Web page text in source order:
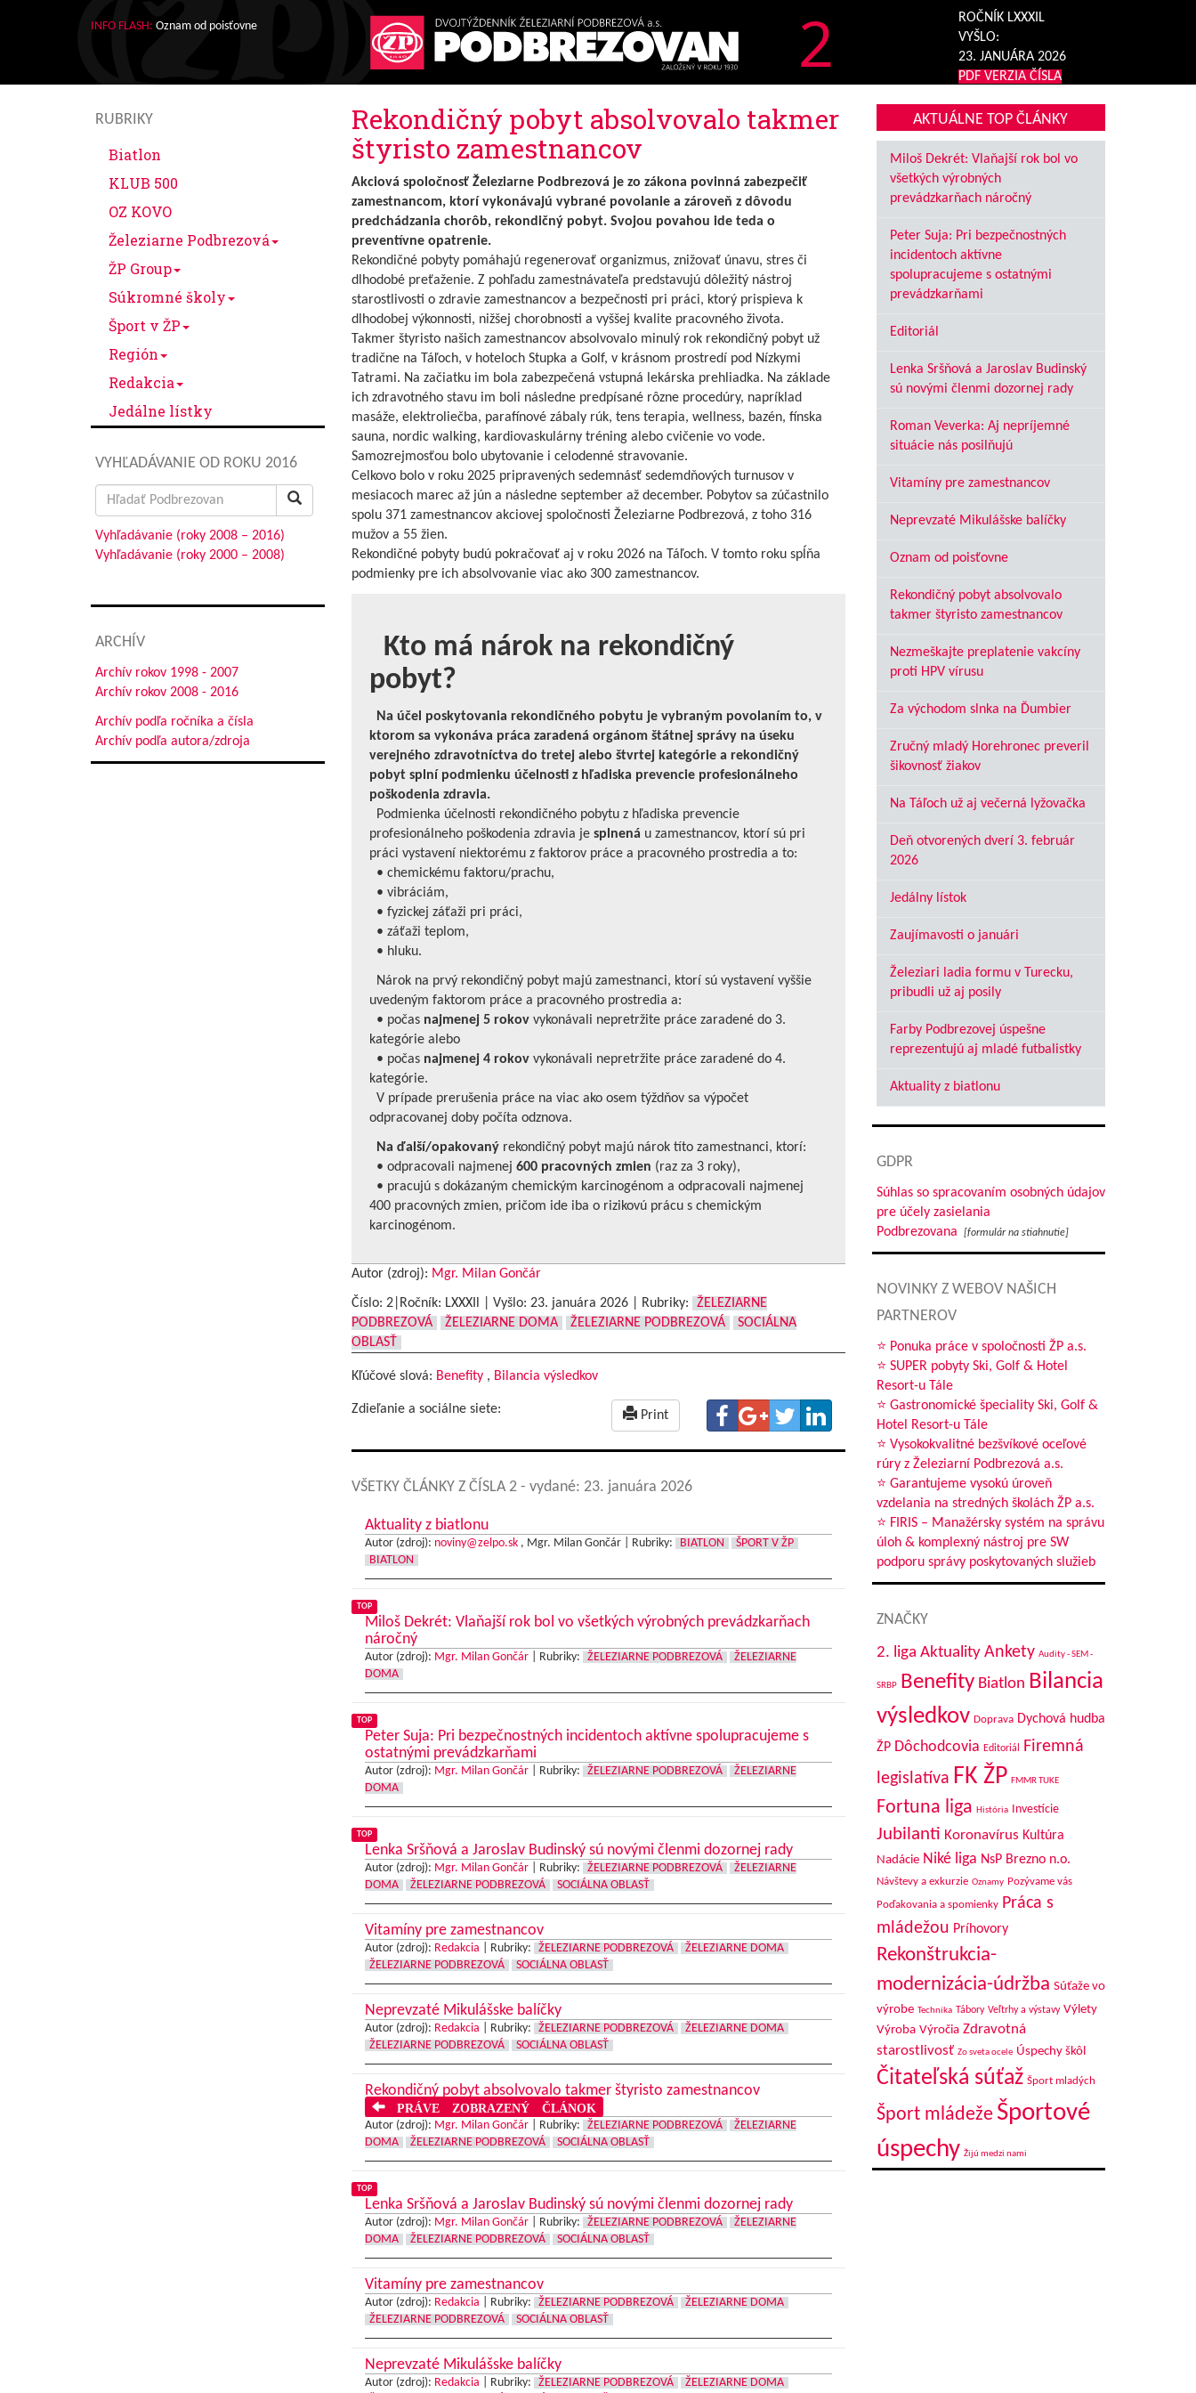
INFO FLASH: Oznam od poisťovne 2
ROČNÍK LXXXIL
VYŠLO:
23. JANUÁRA 2026
PDF VERZIA ČÍSLA
RUBRIKY
Biatlon
KLUB 500
OZ KOVO
Železiarne Podbrezová
ŽP Group
Súkromné školy
Šport v ŽP
Región
Redakcia
Jedálne lístky
VYHĽADÁVANIE OD ROKU 2016
Search
for:
Vyhľadávanie (roky 2008 – 2016)
Vyhľadávanie (roky 2000 – 2008)
ARCHÍV
Archív rokov 1998 - 2007
Archív rokov 2008 - 2016
Archív podľa ročníka a čísla
Archív podľa autora/zdroja
Rekondičný pobyt absolvovalo takmer
štyristo zamestnancov
Akciová spoločnosť Železiarne Podbrezová je zo zákona povinná zabezpečiť
zamestnancom, ktorí vykonávajú vybrané povolanie a zároveň z dôvodu
predchádzania chorôb, rekondičný pobyt. Svojou povahou ide teda o
preventívne opatrenie.
Rekondičné pobyty pomáhajú regenerovať organizmus, znižovať únavu, stres či
dlhodobé preťaženie. Z pohľadu zamestnávateľa predstavujú dôležitý nástroj
starostlivosti o zdravie zamestnancov a bezpečnosti pri práci, ktorý prispieva k
dlhodobej výkonnosti, nižšej chorobnosti a vyššej kvalite pracovného života.
Takmer štyristo našich zamestnancov absolvovalo minulý rok rekondičný pobyt už
tradične na Táľoch, v hoteloch Stupka a Golf, v krásnom prostredí pod Nízkymi
Tatrami. Na začiatku im bola zabezpečená vstupná lekárska prehliadka. Na základe
ich zdravotného stavu im boli následne predpísané rôzne procedúry, napríklad
masáže, elektroliečba, parafínové zábaly rúk, tens terapia, wellness, bazén, fínska
sauna, nordic walking, kardiovaskulárny tréning alebo cvičenie vo vode.
Samozrejmosťou bolo ubytovanie i celodenné stravovanie.
Celkovo bolo v roku 2025 pripravených sedemnásť sedemdňových turnusov v
mesiacoch marec až jún a následne september až december. Pobytov sa zúčastnilo
spolu 371 zamestnancov akciovej spoločnosti Železiarne Podbrezová, z toho 316
mužov a 55 žien.
Rekondičné pobyty budú pokračovať aj v roku 2026 na Táľoch. V tomto roku spĺňa
podmienky pre ich absolvovanie viac ako 300 zamestnancov.
Kto má nárok na rekondičný
pobyt?
Na účel poskytovania rekondičného pobytu je vybraným povolaním to, v
ktorom sa vykonáva práca zaradená orgánom štátnej správy na úseku
verejného zdravotníctva do tretej alebo štvrtej kategórie a rekondičný
pobyt splní podmienku účelnosti z hľadiska prevencie profesionálneho
poškodenia zdravia.
Podmienka účelnosti rekondičného pobytu z hľadiska prevencie
profesionálneho poškodenia zdravia je splnená u zamestnancov, ktorí sú pri
práci vystavení niektorému z faktorov práce a pracovného prostredia a to:
• chemickému faktoru/prachu,
• vibráciám,
• fyzickej záťaži pri práci,
• záťaži teplom,
• hluku.
Nárok na prvý rekondičný pobyt majú zamestnanci, ktorí sú vystavení vyššie
uvedeným faktorom práce a pracovného prostredia a:
• počas najmenej 5 rokovvykonávali nepretržite práce zaradené do 3.
kategórie alebo
• počas najmenej 4 rokovvykonávali nepretržite práce zaradené do 4.
kategórie.
V prípade prerušenia práce na viac ako osem týždňov sa výpočet
odpracovanej doby počíta odznova.
Na ďalší/opakovanýrekondičný pobyt majú nárok títo zamestnanci, ktorí:
• odpracovali najmenej 600 pracovných zmien (raz za 3 roky),
• pracujú s dokázaným chemickým karcinogénom a odpracovali najmenej
400 pracovných zmien, pričom ide iba o rizikovú prácu s chemickým
karcinogénom.
Autor (zdroj): Mgr. Milan Gončár
Číslo: 2|Ročník: LXXXIl | Vyšlo: 23. januára 2026| Rubriky:
ŽELEZIARNE
PODBREZOVÁ
ŽELEZIARNE DOMA ŽELEZIARNE PODBREZOVÁ
SOCIÁLNA
OBLASŤ
Kľúčové slová: Benefity, Bilancia výsledkov
Zdieľanie a sociálne siete: Print
VŠETKY ČLÁNKY Z ČÍSLA 2 - vydané: 23. januára 2026
Aktuality z biatlonu
Autor (zdroj): noviny@zelpo.sk, Mgr. Milan Gončár | Rubriky: BIATLON
ŠPORT V ŽP
BIATLON
TOP
Miloš Dekrét: Vlaňajší rok bol vo všetkých výrobných prevádzkarňach
náročný
Autor (zdroj): Mgr. Milan Gončár| Rubriky: ŽELEZIARNE PODBREZOVÁ
ŽELEZIARNE
DOMA
TOP
Peter Suja: Pri bezpečnostných incidentoch aktívne spolupracujeme s
ostatnými prevádzkarňami
Autor (zdroj): Mgr. Milan Gončár| Rubriky: ŽELEZIARNE PODBREZOVÁ
ŽELEZIARNE
DOMA
TOP
Lenka Sršňová a Jaroslav Budinský sú novými členmi dozornej rady
Autor (zdroj): Mgr. Milan Gončár| Rubriky: ŽELEZIARNE PODBREZOVÁ
ŽELEZIARNE
DOMA
ŽELEZIARNE PODBREZOVÁ SOCIÁLNA OBLASŤ
Vitamíny pre zamestnancov
Autor (zdroj): Redakcia Rubriky: ŽELEZIARNE PODBREZOVÁ
ŽELEZIARNE DOMA
ŽELEZIARNE PODBREZOVÁ
SOCIÁLNA OBLASŤ
Neprevzaté Mikulášske balíčky
Autor (zdroj): Redakcia Rubriky: ŽELEZIARNE PODBREZOVÁ
ŽELEZIARNE DOMA
ŽELEZIARNE PODBREZOVÁ
SOCIÁLNA OBLASŤ
Rekondičný pobyt absolvovalo takmer štyristo zamestnancov
PRÁVE ZOBRAZENÝ ČLÁNOK
Autor (zdroj): Mgr. Milan Gončár| Rubriky: ŽELEZIARNE PODBREZOVÁ
ŽELEZIARNE
DOMA
ŽELEZIARNE PODBREZOVÁ SOCIÁLNA OBLASŤ
TOP
Lenka Sršňová a Jaroslav Budinský sú novými členmi dozornej rady
Autor (zdroj): Mgr. Milan Gončár| Rubriky: ŽELEZIARNE PODBREZOVÁ
ŽELEZIARNE
DOMA
ŽELEZIARNE PODBREZOVÁ SOCIÁLNA OBLASŤ
Vitamíny pre zamestnancov
Autor (zdroj): Redakcia Rubriky: ŽELEZIARNE PODBREZOVÁ
ŽELEZIARNE DOMA
ŽELEZIARNE PODBREZOVÁ
SOCIÁLNA OBLASŤ
Neprevzaté Mikulášske balíčky
Autor (zdroj): Redakcia Rubriky: ŽELEZIARNE PODBREZOVÁ ŽELEZIARNE DOMA
AKTUÁLNE TOP ČLÁNKY
Miloš Dekrét: Vlaňajší rok bol vo
všetkých výrobných
prevádzkarňach náročný
Peter Suja: Pri bezpečnostných
incidentoch aktívne
spolupracujeme s ostatnými
prevádzkarňami
Editoriál
Lenka Sršňová a Jaroslav Budinský
sú novými členmi dozornej rady
Roman Veverka: Aj nepríjemné
situácie nás posilňujú
Vitamíny pre zamestnancov
Neprevzaté Mikulášske balíčky
Oznam od poisťovne
Rekondičný pobyt absolvovalo
takmer štyristo zamestnancov
Nezmeškajte preplatenie vakcíny
proti HPV vírusu
Za východom slnka na Ďumbier
Zručný mladý Horehronec preveril
šikovnosť žiakov
Na Táľoch už aj večerná lyžovačka
Deň otvorených dverí 3. február
2026
Jedálny lístok
Zaujímavosti o januári
Železiari ladia formu v Turecku,
pribudli už aj posily
Farby Podbrezovej úspešne
reprezentujú aj mladé futbalistky
Aktuality z biatlonu
GDPR
Súhlas so spracovaním osobných údajov
pre účely zasielania
Podbrezovana
[formulár na stiahnutie]
NOVINKY Z WEBOV NAŠICH
PARTNEROV
⭐ Ponuka práce v spoločnosti ŽP a.s.
⭐ SUPER pobyty Ski, Golf & Hotel
Resort-u Tále
⭐ Gastronomické špeciality Ski, Golf &
Hotel Resort-u Tále
⭐ Vysokokvalitné bezšvíkové oceľové
rúry z Železiarní Podbrezová a.s.
⭐ Garantujeme vysokú úroveň
vzdelania na stredných školách ŽP a.s.
⭐ FIRIS – Manažérsky systém na správu
úloh & komplexný nástroj pre SW
podporu správy poskytovaných služieb
ZNAČKY
2. liga Aktuality Ankety Audity - SEM -
SRBP Benefity Biatlon Bilancia
výsledkov Doprava Dychová hudba
ŽP Dôchodcovia Editoriál
Firemná
legislatíva FK ŽP FMMR TUKE
Fortuna liga História Investície
Jubilanti Koronavírus Kultúra
Nadácie Niké liga NsP Brezno n.o.
Návštevy a exkurzie Oznamy Pozývame vás
Poďakovania a spomienky Práca s
mládežou Príhovory
Rekonštrukcia-
modernizácia-údržba Súťaže vo
výrobe Technika Tábory Veľtrhy a výstavy Výlety
Výroba Výročia Zdravotná
starostlivosť Zo sveta ocele Úspechy škôl
Čitateľská súťaž Šport mladých
Šport mládeže Športové
úspechy Žijú medzi nami